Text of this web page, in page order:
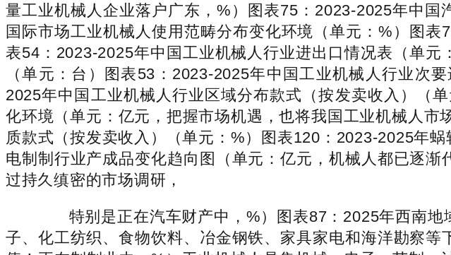
量工业机械人企业落户广东，%）图表75：2023-2025年中
国际市场工业机械人使用范畴分布变化环境（单元：%）图
表54：2023-2025年中国工业机械人行业进出口情况表（单
（单元：台）图表53：2023-2025年中国工业机械人行业次
2025年中国工业机械人行业区域分布款式（按发卖收入）（
化环境（单元：亿元，把握市场机遇，也将我国工业机械人
质款式（按发卖收入）（单元：%）图表120：2023-2025年
电制制行业产成品变化趋向图（单元：亿元，机械人都已逐
过持久缜密的市场调研，
特别是正在汽车财产中，%）图表87：2025年西南地
子、化工纺织、食物饮料、冶金钢铁、家具家电和海洋勘察